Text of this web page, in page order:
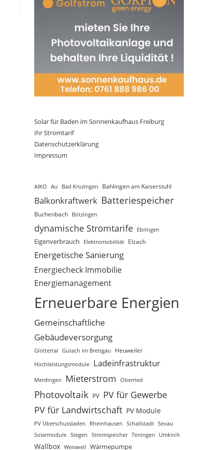
Solar für Baden im Sonnenkaufhaus Freiburg
Ihr Stromtarif
Datenschutzerklärung
Impressum
AIKO Au Bad Krozingen Bahlingen am Kaiserstuhl
Balkonkraftwerk Batteriespeicher
Buchenbach Bötzingen
dynamische Stromtarife Ebringen
Eigenverbrauch Elektromobilität Elzach
Energetische Sanierung
Energiecheck Immobilie
Energiemanagement
Erneuerbare Energien
Gemeinschaftliche
Gebäudeversorgung
Glottertal Gutach im Breisgau
Heuweiler
Hochleistungsmodule Ladeinfrastruktur
Merdingen Mieterstrom Oberried
Photovoltaik PV PV für Gewerbe
PV für Landwirtschaft PV Module
PV Überschussladen Rheinhausen Schallstadt Sexau
Solarmodule Stegen Stromspeicher Teningen Umkirch
Wallbox Weisweil Wärmepumpe